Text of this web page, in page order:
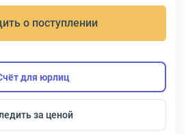
о поступлении
для юрлиц
за ценой